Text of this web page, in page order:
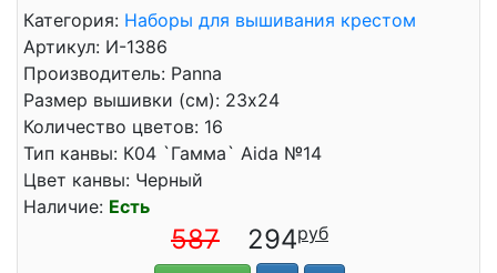
Категория: Наборы для вышивания крестом
Артикул: И-1386
Производитель: Panna
Размер вышивки (см): 23x24
Количество цветов: 16
Тип канвы: К04 `Гамма` Aida №14
Цвет канвы: Черный
Наличие: Есть
587 294